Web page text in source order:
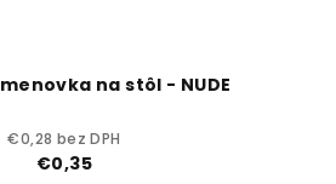
na stôl - NUDE
€0,28 bez DPH
€0,35